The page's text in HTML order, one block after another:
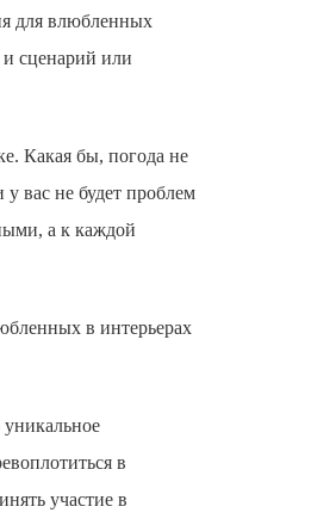
для влюбленных
и сценарий или
Какая бы, погода не
у вас не будет проблем
а к каждой
в интерьерах
уникальное
в
участие в